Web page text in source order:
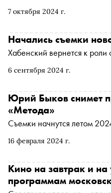
7 октября 2024 г.
Раскольникова в
6 сентября 2024 г.
Начались съемки
Хабенский вернется к
16 февраля 2024 г.
Юрий Быков снимет
«Метода»
Съемки начнутся летом
Кино на завтрак и
программам